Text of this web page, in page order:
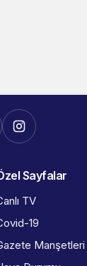
Sayfalar
TV
19
Manşetleri